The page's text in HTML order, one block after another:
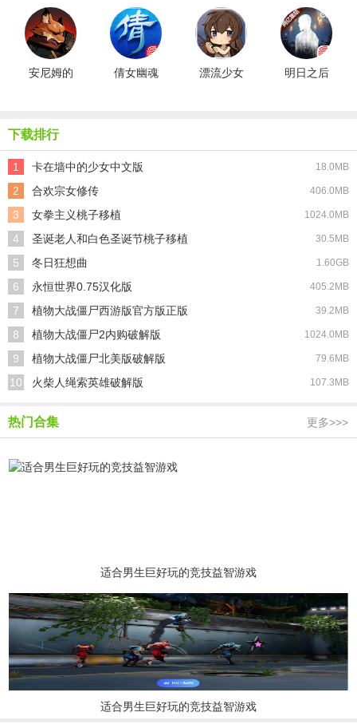
化版
安尼姆的
倩女幽魂
漂流少女
明日之后
下载排行
1 卡在墙中的少女中文版 18.0MB
2 合欢宗女修传 406.0MB
3 女拳主义桃子移植 1024.0MB
4 圣诞老人和白色圣诞节桃子移植 30.5MB
5 冬日狂想曲 1.60GB
6 永恒世界0.75汉化版 405.2MB
7 植物大战僵尸西游版官方版正版 39.2MB
8 植物大战僵尸2内购破解版 1024.0MB
9 植物大战僵尸北美版破解版 79.6MB
10 火柴人绳索英雄破解版 107.3MB
热门合集 更多>>>
适合男生巨好玩的竞技益智游戏
适合男生巨好玩的竞技益智游戏